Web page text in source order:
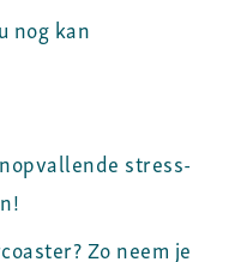
nog kan
stress-
Zo neem je